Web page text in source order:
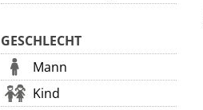
GESCHLECHT
Mann
Kind